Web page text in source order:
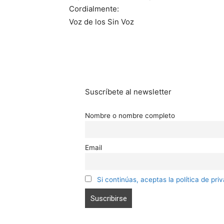
Cordialmente:
Voz de los Sin Voz
Suscríbete al newsletter
Nombre o nombre completo
Email
Si continúas, aceptas la política de